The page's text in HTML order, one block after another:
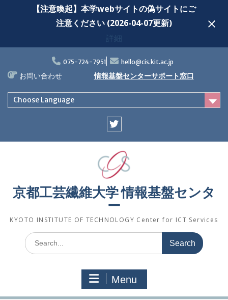
【注意喚起】本学webサイトの偽サイトにご
注意ください (2026-04-07更新)
詳細
content
075-724-7951 hello@cis.kit.ac.jp
お問い合わせ 情報基盤センターサポート窓口
Choose Language
京都工芸繊維大学 情報基盤センタ
ー
KYOTO INSTITUTE OF TECHNOLOGY Center for ICT Services
Search
for:
Menu